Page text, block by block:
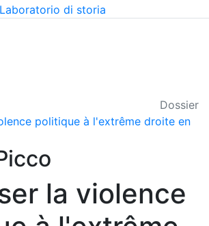
Dossier
la violence